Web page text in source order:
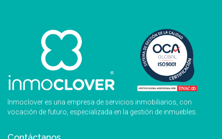
Inmoclover es una empresa de servicios inmobiliarios, con
vocación de futuro, especializada en la gestión de inmuebles.